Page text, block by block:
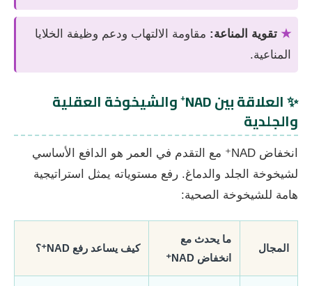
★ تقوية المناعة: مقاومة الالتهاب ودعم وظيفة الخلايا
المناعية.
✨ العلاقة بين NAD⁺ والشيخوخة العقلية
والجلدية
انخفاض NAD⁺ مع التقدم في العمر هو الدافع الأساسي
لشيخوخة الجلد والدماغ. رفع مستوياته يمثل استراتيجية
هامة للشيخوخة الصحية:
المجال
ما يحدث مع
انخفاض NAD⁺
كيف يساعد رفع NAD⁺؟